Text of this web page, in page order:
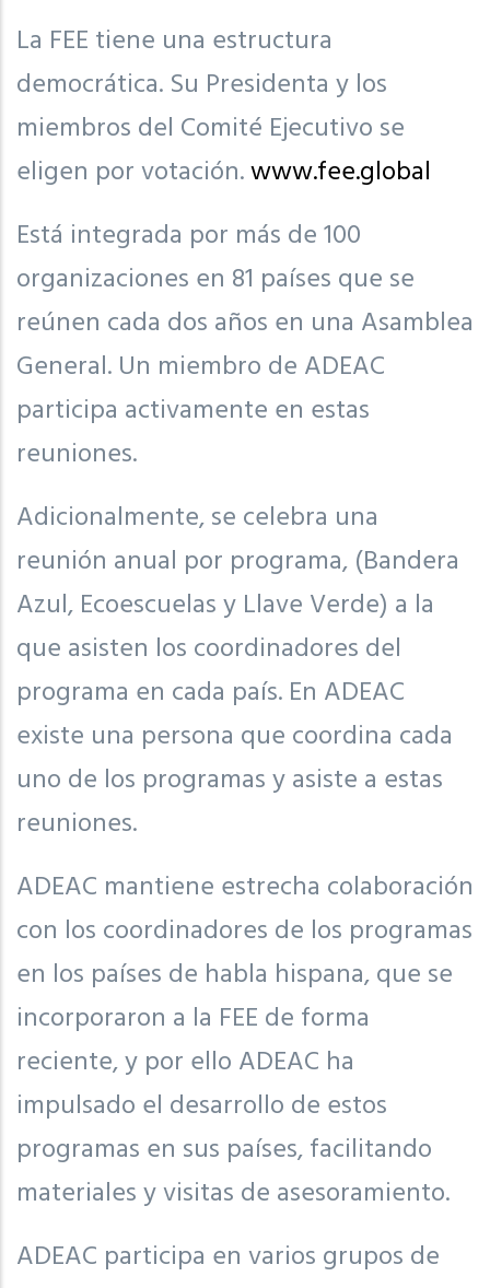
La FEE tiene una estructura
democrática. Su Presidenta y los
miembros del Comité Ejecutivo se
eligen por votación.www.fee.global
Está integrada por más de 100
organizaciones en 81 países que se
reúnen cada dos años en una Asamblea
General. Un miembro de ADEAC
participa activamente en estas
reuniones.
Adicionalmente, se celebra una
reunión anual por programa, (Bandera
Azul, Ecoescuelas y Llave Verde) a la
que asisten los coordinadores del
programa en cada país. En ADEAC
existe una persona que coordina cada
uno de los programas y asiste a estas
reuniones.
ADEAC mantiene estrecha colaboración
con los coordinadores de los programas
en los países de habla hispana, que se
incorporaron a la FEE de forma
reciente, y por ello ADEAC ha
impulsado el desarrollo de estos
programas en sus países, facilitando
materiales y visitas de asesoramiento.
ADEAC participa en varios grupos de